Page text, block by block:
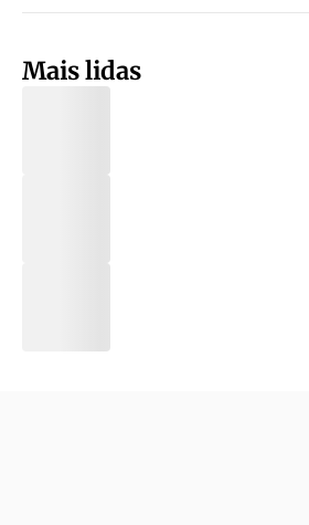
Mais lidas